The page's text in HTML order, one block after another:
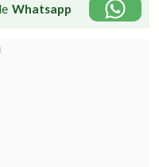
Whatsapp